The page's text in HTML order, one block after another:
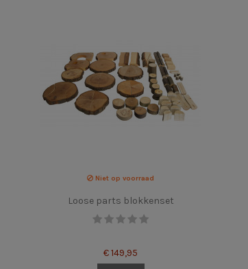
Niet op voorraad
Loose parts blokkenset
€ 149,95